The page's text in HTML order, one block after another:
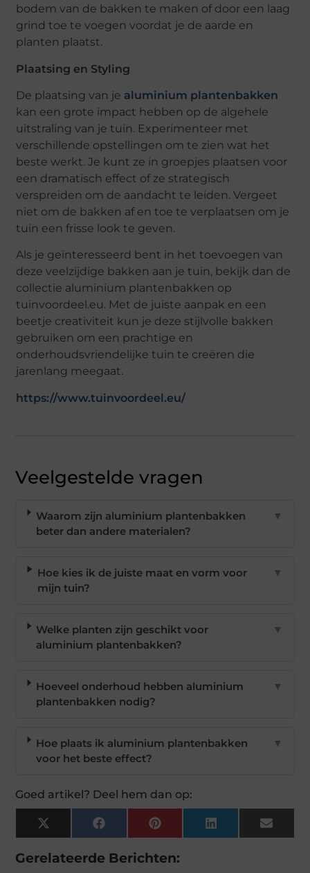
bodem van de bakken te maken of door een laag
grind toe te voegen voordat je de aarde en
planten plaatst.
Plaatsing en Styling
De plaatsing van je aluminium plantenbakken
kan een grote impact hebben op de algehele
uitstraling van je tuin. Experimenteer met
verschillende opstellingen om te zien wat het
beste werkt. Je kunt ze in groepjes plaatsen voor
een dramatisch effect of ze strategisch
verspreiden om de aandacht te leiden. Vergeet
niet om de bakken af en toe te verplaatsen om je
tuin een frisse look te geven.
Als je geïnteresseerd bent in het toevoegen van
deze veelzijdige bakken aan je tuin, bekijk dan de
collectie aluminium plantenbakken op
tuinvoordeel.eu. Met de juiste aanpak en een
beetje creativiteit kun je deze stijlvolle bakken
gebruiken om een prachtige en
onderhoudsvriendelijke tuin te creëren die
jarenlang meegaat.
https://www.tuinvoordeel.eu/
Veelgestelde vragen
Waarom zijn aluminium plantenbakken
beter dan andere materialen?
▼
Hoe kies ik de juiste maat en vorm voor
mijn tuin?
▼
Welke planten zijn geschikt voor
aluminium plantenbakken?
▼
Hoeveel onderhoud hebben aluminium
plantenbakken nodig?
▼
Hoe plaats ik aluminium plantenbakken
voor het beste effect?
▼
Goed artikel? Deel hem dan op:
X
(Twitter)
FacebookPinterest LinkedIn Email
Gerelateerde Berichten: